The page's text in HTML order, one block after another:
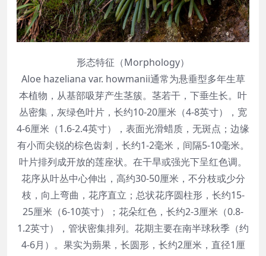
形态特征（Morphology）
Aloe hazeliana var. howmanii通常为悬垂型多年生草
本植物，从基部吸芽产生茎簇。茎若干，下垂生长。叶
丛密集，灰绿色叶片，长约10-20厘米（4-8英寸），宽
4-6厘米（1.6-2.4英寸），表面光滑蜡质，无斑点；边缘
有小而尖锐的棕色齿刺，长约1-2毫米，间隔5-10毫米。
叶片排列成开放的莲座状。在干旱或强光下呈红色调。
花序从叶丛中心伸出，高约30-50厘米，不分枝或少分
枝，向上弯曲，花序直立；总状花序圆柱形，长约15-
25厘米（6-10英寸）；花朵红色，长约2-3厘米（0.8-
1.2英寸），管状密集排列。花期主要在南半球秋季（约
4-6月）。果实为蒴果，长圆形，长约2厘米，直径1厘